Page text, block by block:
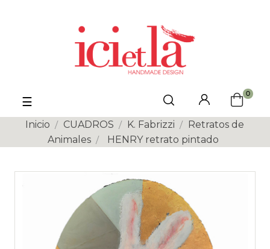
Navegación
de
palanca
☰
0
Inicio CUADROS K. Fabrizzi
Retratos de
Animales
HENRY retrato pintado